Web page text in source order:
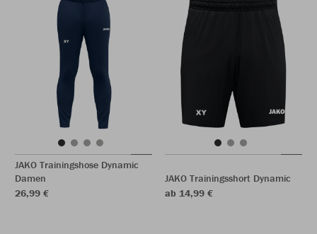
JAKO Trainingshose Dynamic
Damen
26,99 €
JAKO Trainingsshort Dynamic
ab 14,99 €